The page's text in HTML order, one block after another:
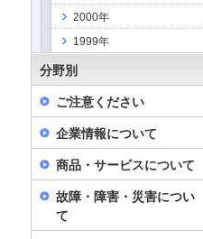
2000年
1999年
分野別
ご注意ください
企業情報について
商品・サービスについて
故障・障害・災害につい
て